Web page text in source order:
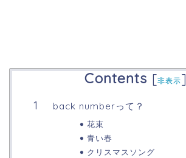
Contents [非表示]
back numberって？
花束
青い春
クリスマスソング